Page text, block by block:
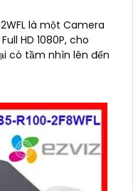
là một Camera
HD 1080P, cho
có tầm nhìn lên đến